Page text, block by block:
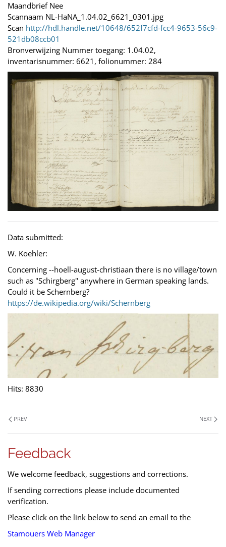
Maandbrief Nee
Scannaam NL-HaNA_1.04.02_6621_0301.jpg
Scan http://hdl.handle.net/10648/652f7cfd-fcc4-9653-56c9-
521db08ccb01
Bronverwijzing Nummer toegang: 1.04.02,
inventarisnummer: 6621, folionummer: 284
Data submitted:
W. Koehler:
Concerning --hoell-august-christiaan there is no village/town
such as "Schirgberg" anywhere in German speaking lands.
Could it be Schernberg?
https://de.wikipedia.org/wiki/Schernberg
Hits: 8830
PREV NEXT
Feedback
We welcome feedback, suggestions and corrections.
If sending corrections please include documented
verification.
Please click on the link below to send an email to the
Stamouers Web Manager